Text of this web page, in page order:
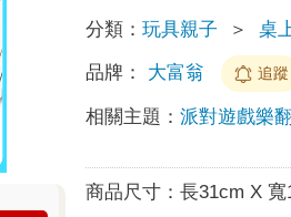
分類：玩具親子 ＞ 桌
品牌： 大富翁 追蹤
相關主題：派對遊戲樂
商品尺寸：長31cm X